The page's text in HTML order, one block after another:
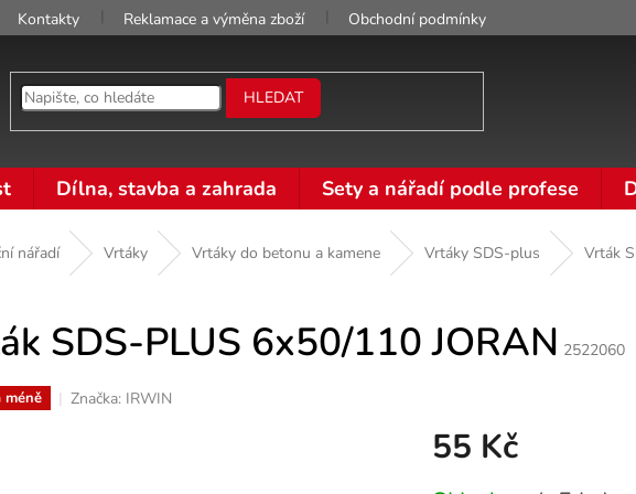
Kontakty Reklamace a výměna zboží Obchodní podmínky
HLEDAT
Dílna, stavba a zahrada Sety a nářadí podle profese
nářadí Vrtáky Vrtáky do betonu a kamene Vrtáky SDS-plus Vrták
SDS-PLUS 6x50/110 JORAN 2522060
méně Značka: IRWIN
55 Kč